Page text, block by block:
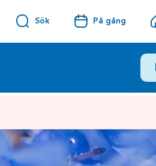
Sök På gång